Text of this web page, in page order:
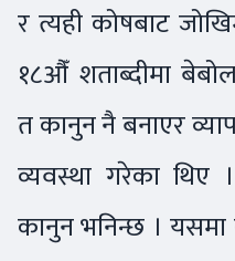
र त्यही कोषबाट
१८औँ शताब्दीमा
त कानुन नै बनाएर
व्यवस्था गरेका थिए
कानुन भनिन्छ । यसमा